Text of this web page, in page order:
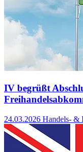
IV begrüßt
24.03.2026 Handels- &